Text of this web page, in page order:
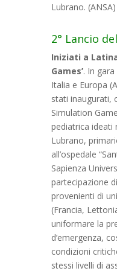
Lubrano. (ANSA)
2° Lancio
Iniziati a
Games’. In
Italia e Europa
stati inaugurati,
Simulation
pediatrica ideati
Lubrano,
all’ospedale
Sapienza
partecipazione
provenienti di
(Francia,
uniformare la
d’emergenza,
condizioni
stessi livelli di